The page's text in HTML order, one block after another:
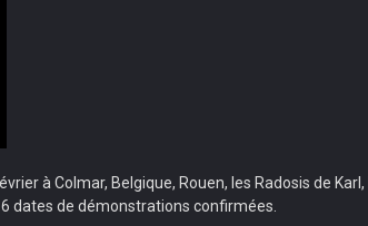
à Colmar, Belgique, Rouen, les Radosis de
dates de démonstrations confirmées.